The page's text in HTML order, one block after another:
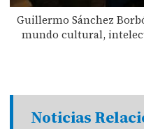
Guillermo Sánchez
mundo cultural,
Noticias